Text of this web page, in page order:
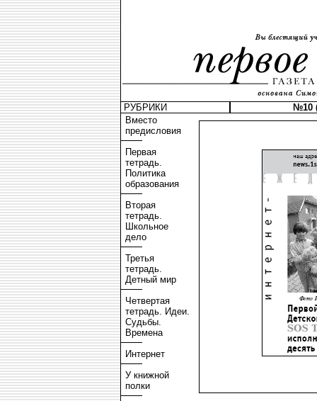
РУБРИКИ
№10
Вместо
предисловия
Первая
тетрадь.
Политика
образования
Вторая
тетрадь.
Школьное
дело
Третья
тетрадь.
Детный мир
Четвертая
тетрадь. Идеи.
Судьбы.
Времена
Интернет
У книжной
полки